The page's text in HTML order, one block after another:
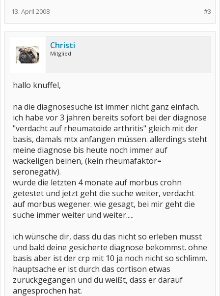
#3
13. April 2008
Christi
Mitglied
hallo knuffel,
na die diagnosesuche ist immer nicht ganz einfach.
ich habe vor 3 jahren bereits sofort bei der diagnose
"verdacht auf rheumatoide arthritis" gleich mit der
basis, damals mtx anfangen müssen. allerdings steht
meine diagnose bis heute noch immer auf
wackeligen beinen, (kein rheumafaktor=
seronegativ).
wurde die letzten 4 monate auf morbus crohn
getestet und jetzt geht die suche weiter, verdacht
auf morbus wegener. wie gesagt, bei mir geht die
suche immer weiter und weiter.....
ich wünsche dir, dass du das nicht so erleben musst
und bald deine gesicherte diagnose bekommst. ohne
basis aber ist der crp mit 10 ja noch nicht so schlimm.
hauptsache er ist durch das cortison etwas
zurückgegangen und du weißt, dass er darauf
angesprochen hat.